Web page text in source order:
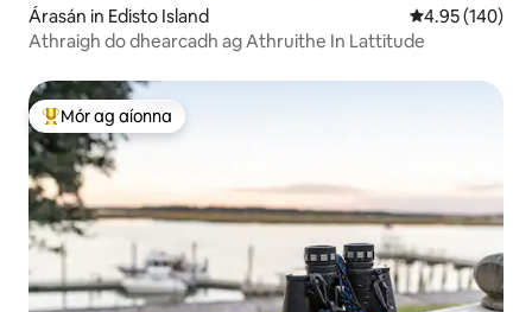
Árasán in Edisto Island Meánrátáil
4.95 (140)
Athraigh do dhearcadh ag Athruithe In Lattitude
An-mhór ag aíonna
Mór ag aíonna